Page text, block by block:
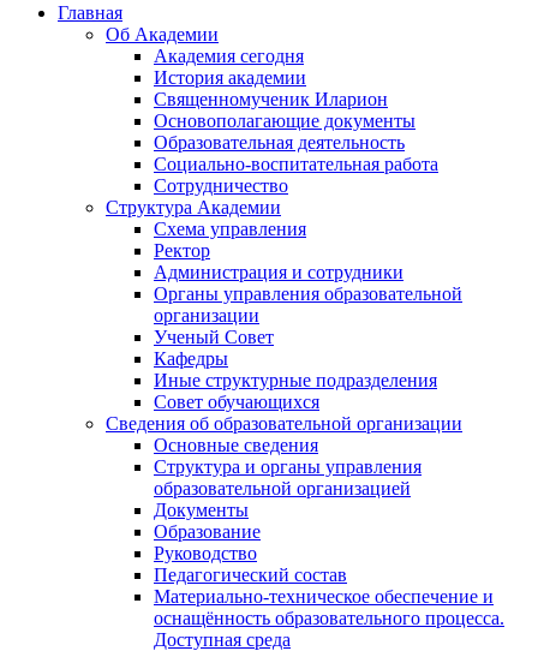
Главная
Об Академии
Академия сегодня
История академии
Священномученик Иларион
Основополагающие документы
Образовательная деятельность
Социально-воспитательная работа
Сотрудничество
Структура Академии
Схема управления
Ректор
Администрация и сотрудники
Органы управления образовательной
организации
Ученый Совет
Кафедры
Иные структурные подразделения
Совет обучающихся
Сведения об образовательной организации
Основные сведения
Структура и органы управления
образовательной организацией
Документы
Образование
Руководство
Педагогический состав
Материально-техническое обеспечение и
оснащённость образовательного процесса.
Доступная среда